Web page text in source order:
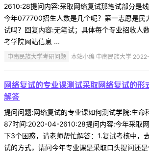
2610:28提问内容:采取网络复试那笔试部分是
今年077700招生人数是几个呢？第一志愿是民
试吗？回复内容:无笔试；具体每个专业招收人
考学院网站信息 ...
中南民族大学考研问题 本站小编 中南民族大学
网络复试的专业课测试采取网络复试的
解答
提问问题:网络复试的专业课如何测试学院:生
87时间:2020-04-2610:28提问内容:今年采取
下3个困惑，请老师帮忙解答：1.复试考核中，
试的方式，请问今年专业课是采取口头提问还